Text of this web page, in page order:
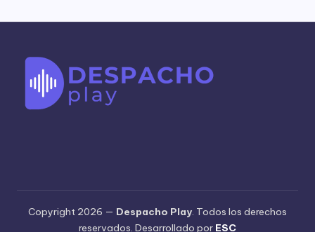
Copyright 2026 — Despacho Play. Todos los derechos
reservados. Desarrollado por ESC